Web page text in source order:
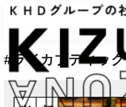
#ライカブティック